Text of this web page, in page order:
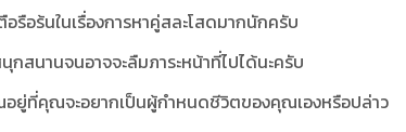
อรือร้นในเรื่องการหาคู่สละโสดมากนักครับ
สนานจนอาจจะลืมภาระหน้าที่ไปได้นะครับ
อยู่ที่คุณจะอยากเป็นผู้กำหนดชีวิตของคุณเองหรือปล่าว